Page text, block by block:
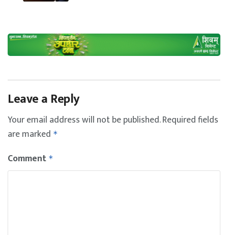
Leave a Reply
Your email address will not be published.Required fields
are marked *
Comment *